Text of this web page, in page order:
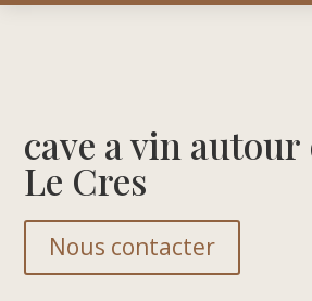
cave a vin autour
Le Cres
Nous contacter